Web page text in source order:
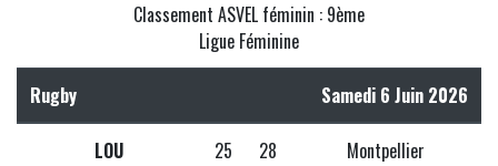
Classement ASVEL féminin : 9ème
Ligue Féminine
Rugby Samedi 6 Juin 2026
LOU 25 28 Montpellier